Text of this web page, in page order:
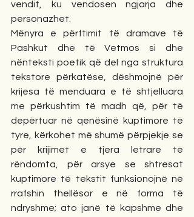
vendit, ku vendosen ngjarja dhe
personazhet.
Mënyra e përftimit të dramave të
Pashkut dhe të Vetmos si dhe
nënteksti poetik që del nga struktura
tekstore përkatëse, dëshmojnë për
krijesa të menduara e të shtjelluara
me përkushtim të madh që, për të
depërtuar në qenësinë kuptimore të
tyre, kërkohet më shumë përpjekje se
për krijimet e tjera letrare të
rëndomta, për arsye se shtresat
kuptimore të tekstit funksionojnë në
rrafshin thellësor e në forma të
ndryshme; ato janë të kapshme dhe